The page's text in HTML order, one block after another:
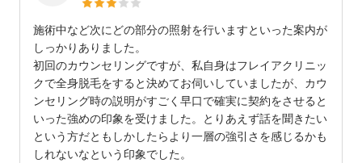
施術中など次にどの部分の照射を行いますといった案内が
しっかりありました。
初回のカウンセリングですが、私自身はフレイアクリニッ
クで全身脱毛をすると決めてお伺いしていましたが、カウ
ンセリング時の説明がすごく早口で確実に契約をさせると
いった強めの印象を受けました。とりあえず話を聞きたい
という方だともしかしたらより一層の強引さを感じるかも
しれないなという印象でした。